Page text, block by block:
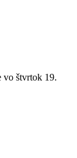
vo štvrtok 19.